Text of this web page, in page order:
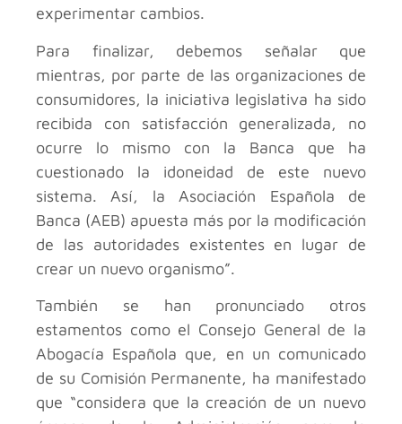
experimentar cambios.
Para finalizar, debemos señalar que
mientras, por parte de las organizaciones de
consumidores, la iniciativa legislativa ha sido
recibida con satisfacción generalizada, no
ocurre lo mismo con la Banca que ha
cuestionado la idoneidad de este nuevo
sistema. Así, la Asociación Española de
Banca (AEB) apuesta más por la modificación
de las autoridades existentes en lugar de
crear un nuevo organismo”.
También se han pronunciado otros
estamentos como el Consejo General de la
Abogacía Española que, en un comunicado
de su Comisión Permanente, ha manifestado
que “considera que la creación de un nuevo